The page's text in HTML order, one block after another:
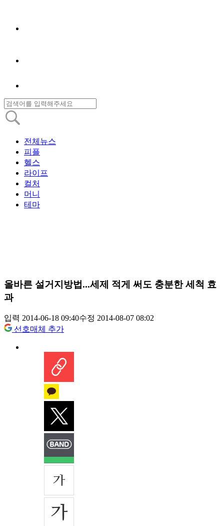
전체뉴스
피플
헬스
라이프
컬처
머니
테마
올바른 설거지방법...세제 적게 써도 충분한 세척 효
과
입력 2014-06-18 09:40수정 2014-08-07 08:02
선호매체 추가